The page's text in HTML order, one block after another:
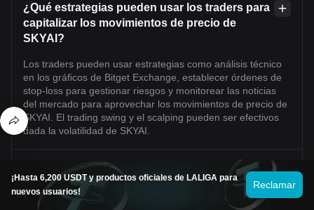
¿Qué estrategias pueden usar los traders para
capitalizar los movimientos de precio de
SKYAI?
Los traders pueden usar estrategias como análisis técnico
en los gráficos de Bitget Exchange, establecer órdenes de
stop-loss para gestionar riesgos y monitorear las noticias
del mercado para aprovechar los movimientos de precio de
SKYAI. El trading swing y el scalping pueden ser efectivos
dada la volatilidad de SKYAI.
¿Cuál es el precio actual de SKYAI?
El precio en tiempo real de SKYAI es $0.11 por (SKYAI/USD)
¡Hasta 6,200 USDT y productos oficiales de LALIGA para
nuevos usuarios!
Reclamar